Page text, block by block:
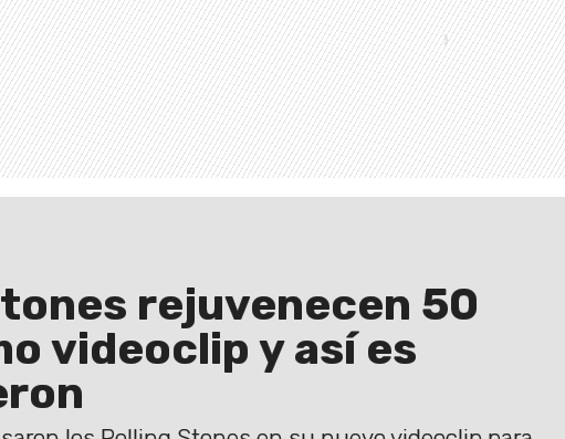
rejuvenecen 50
videoclip y así es